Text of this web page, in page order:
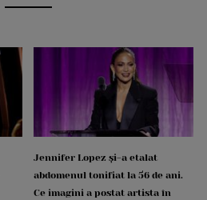
Jennifer Lopez și-a etalat
abdomenul tonifiat la 56 de ani.
Ce imagini a postat artista în